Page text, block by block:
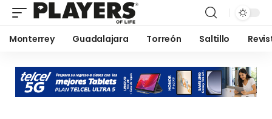
Monterrey Guadalajara Torreón Saltillo